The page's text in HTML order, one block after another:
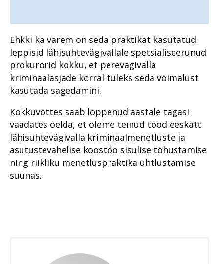
Ehkki ka varem on seda praktikat kasutatud,
leppisid lähisuhtevägivallale spetsialiseerunud
prokurörid kokku, et perevägivalla
kriminaalasjade korral tuleks seda võimalust
kasutada sagedamini.
Kokkuvõttes saab lõppenud aastale tagasi
vaadates öelda, et oleme teinud tööd eeskätt
lähisuhtevägivalla kriminaalmenetluste ja
asutustevahelise koostöö sisulise tõhustamise
ning riikliku menetluspraktika ühtlustamise
suunas.